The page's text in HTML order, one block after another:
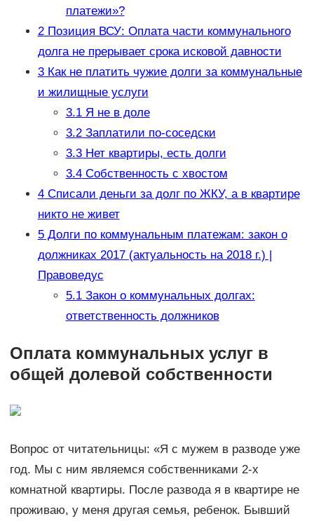
платежи»?
2Позиция ВСУ: Оплата части коммунального
долга не прерывает срока исковой давности
3Как не платить чужие долги за коммунальные
и жилищные услуги
3.1Я не в доле
3.2Заплатили по-соседски
3.3Нет квартиры, есть долги
3.4Собственность с хвостом
4Списали деньги за долг по ЖКУ, а в квартире
никто не живет
5Долги по коммунальным платежам: закон о
должниках 2017 (актуальность на 2018 г.) |
Правоведус
5.1Закон о коммунальных долгах:
ответственность должников
Оплата коммунальных услуг в
общей долевой собственности
Вопрос от читательницы: «Я с мужем в разводе уже
год. Мы с ним являемся собственниками 2-х
комнатной квартиры. После развода я в квартире не
проживаю, у меня другая семья, ребенок. Бывший